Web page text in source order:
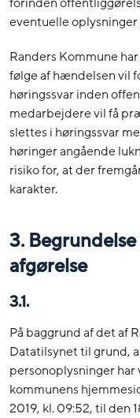
eventuelle oplysninger
Randers Kommune
følge af hændelsen vil
høringssvar inden
medarbejdere vil få
slettes i høringssvar
høringer angående
risiko for, at der
karakter.
3.
afgørelse
3.1.
På baggrund af det af
Datatilsynet til grund,
personoplysninger
kommunens
2019, kl. 09:52, til den